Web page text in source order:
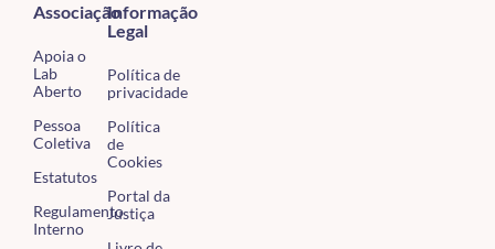
Associação
Apoia o
Lab
Aberto
Pessoa
Coletiva
Estatutos
Regulamento
Interno
Informação
Legal
Política de
privacidade
Política
de
Cookies
Portal da
Justiça